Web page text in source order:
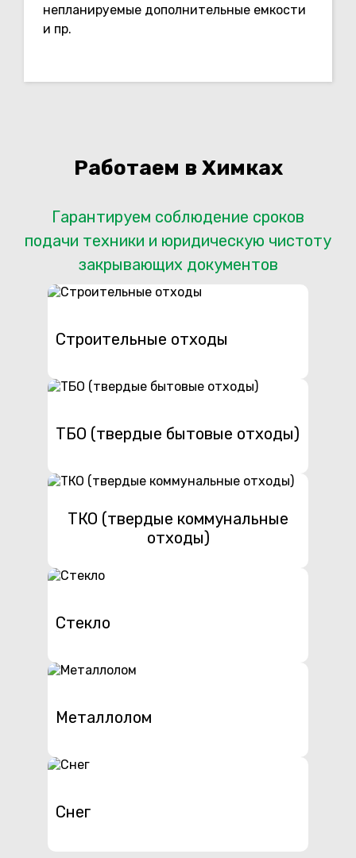
непланируемые дополнительные емкости
и пр.
Работаем в Химках
Гарантируем соблюдение сроков
подачи техники и юридическую чистоту
закрывающих документов
Строительные отходы
ТБО (твердые бытовые отходы)
ТКО (твердые коммунальные
отходы)
Стекло
Металлолом
Снег